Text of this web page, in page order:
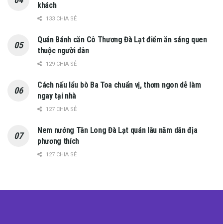
khách
133 CHIA SẺ
Quán Bánh căn Cô Thương Đà Lạt điểm ăn sáng quen
thuộc người dân
129 CHIA SẺ
Cách nấu lẩu bò Ba Toa chuẩn vị, thơm ngon dễ làm
ngay tại nhà
127 CHIA SẺ
Nem nướng Tân Long Đà Lạt quán lâu năm dân địa
phương thích
127 CHIA SẺ